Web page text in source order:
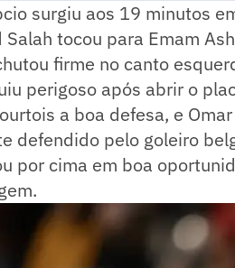
surgiu aos 19 minutos
Salah tocou para Emam
firme no canto
perigoso após abrir o
a boa defesa, e
defendido pelo goleiro
por cima em boa